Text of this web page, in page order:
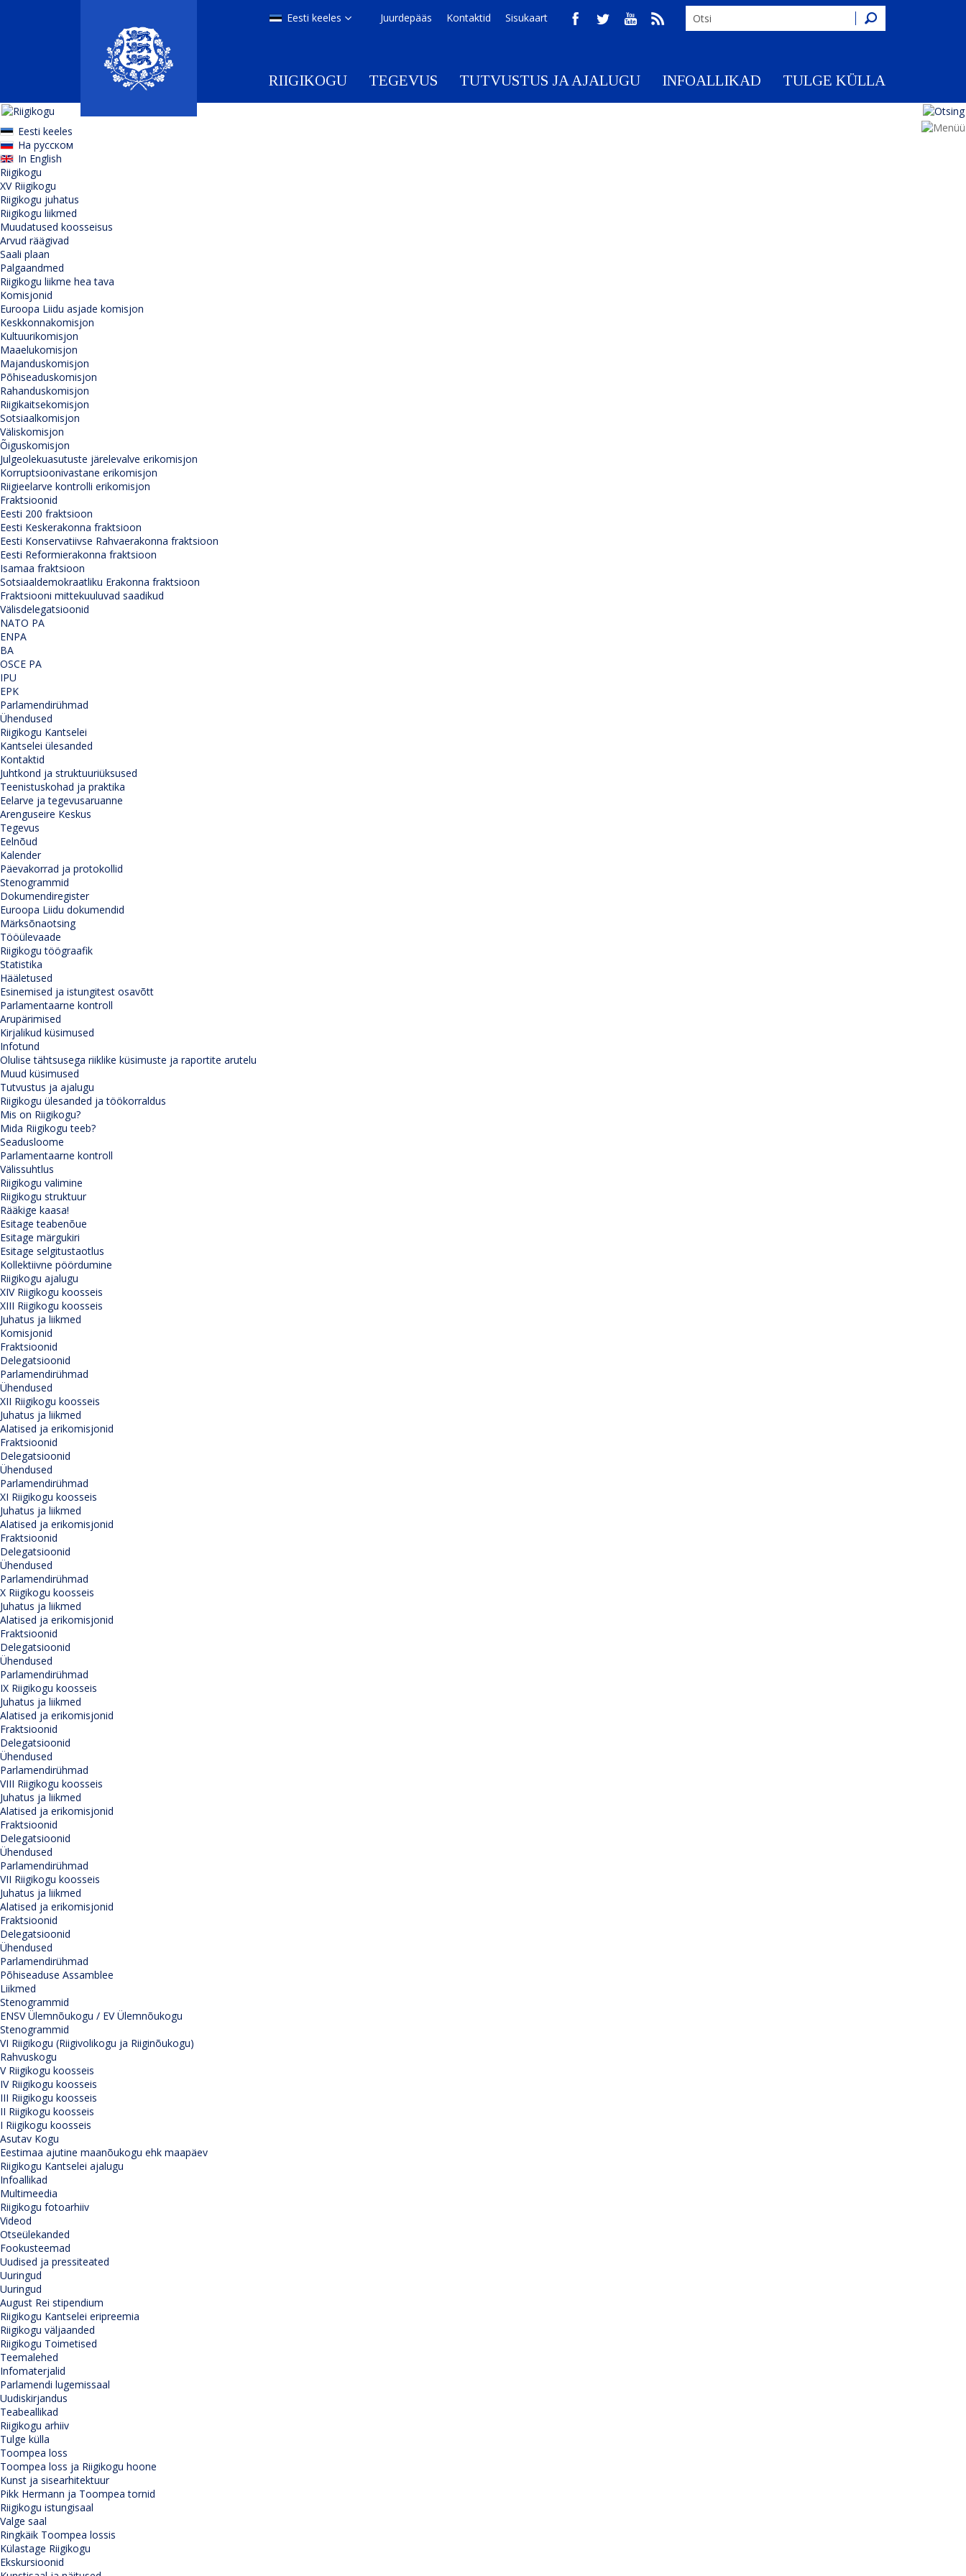
Otsing
Juurdepääs Kontaktid Sisukaart
Eesti keeles
RIIGIKOGU TEGEVUS TUTVUSTUS JA AJALUGU INFOALLIKAD TULGE KÜLLA
Eesti keeles
На русском
In English
Riigikogu
XV Riigikogu
Riigikogu juhatus
Riigikogu liikmed
Muudatused koosseisus
Arvud räägivad
Saali plaan
Palgaandmed
Riigikogu liikme hea tava
Komisjonid
Euroopa Liidu asjade komisjon
Keskkonnakomisjon
Kultuurikomisjon
Maaelukomisjon
Majanduskomisjon
Põhiseaduskomisjon
Rahanduskomisjon
Riigikaitsekomisjon
Sotsiaalkomisjon
Väliskomisjon
Õiguskomisjon
Julgeolekuasutuste järelevalve erikomisjon
Korruptsioonivastane erikomisjon
Riigieelarve kontrolli erikomisjon
Fraktsioonid
Eesti 200 fraktsioon
Eesti Keskerakonna fraktsioon
Eesti Konservatiivse Rahvaerakonna fraktsioon
Eesti Reformierakonna fraktsioon
Isamaa fraktsioon
Sotsiaaldemokraatliku Erakonna fraktsioon
Fraktsiooni mittekuuluvad saadikud
Välisdelegatsioonid
NATO PA
ENPA
BA
OSCE PA
IPU
EPK
Parlamendirühmad
Ühendused
Riigikogu Kantselei
Kantselei ülesanded
Kontaktid
Juhtkond ja struktuuriüksused
Teenistuskohad ja praktika
Eelarve ja tegevusaruanne
Arenguseire Keskus
Tegevus
Eelnõud
Kalender
Päevakorrad ja protokollid
Stenogrammid
Dokumendiregister
Euroopa Liidu dokumendid
Märksõnaotsing
Tööülevaade
Riigikogu töögraafik
Statistika
Hääletused
Esinemised ja istungitest osavõtt
Parlamentaarne kontroll
Arupärimised
Kirjalikud küsimused
Infotund
Olulise tähtsusega riiklike küsimuste ja raportite arutelu
Muud küsimused
Tutvustus ja ajalugu
Riigikogu ülesanded ja töökorraldus
Mis on Riigikogu?
Mida Riigikogu teeb?
Seadusloome
Parlamentaarne kontroll
Välissuhtlus
Riigikogu valimine
Riigikogu struktuur
Rääkige kaasa!
Esitage teabenõue
Esitage märgukiri
Esitage selgitustaotlus
Kollektiivne pöördumine
Riigikogu ajalugu
XIV Riigikogu koosseis
XIII Riigikogu koosseis
Juhatus ja liikmed
Komisjonid
Fraktsioonid
Delegatsioonid
Parlamendirühmad
Ühendused
XII Riigikogu koosseis
Juhatus ja liikmed
Alatised ja erikomisjonid
Fraktsioonid
Delegatsioonid
Ühendused
Parlamendirühmad
XI Riigikogu koosseis
Juhatus ja liikmed
Alatised ja erikomisjonid
Fraktsioonid
Delegatsioonid
Ühendused
Parlamendirühmad
X Riigikogu koosseis
Juhatus ja liikmed
Alatised ja erikomisjonid
Fraktsioonid
Delegatsioonid
Ühendused
Parlamendirühmad
IX Riigikogu koosseis
Juhatus ja liikmed
Alatised ja erikomisjonid
Fraktsioonid
Delegatsioonid
Ühendused
Parlamendirühmad
VIII Riigikogu koosseis
Juhatus ja liikmed
Alatised ja erikomisjonid
Fraktsioonid
Delegatsioonid
Ühendused
Parlamendirühmad
VII Riigikogu koosseis
Juhatus ja liikmed
Alatised ja erikomisjonid
Fraktsioonid
Delegatsioonid
Ühendused
Parlamendirühmad
Põhiseaduse Assamblee
Liikmed
Stenogrammid
ENSV Ülemnõukogu / EV Ülemnõukogu
Stenogrammid
VI Riigikogu (Riigivolikogu ja Riiginõukogu)
Rahvuskogu
V Riigikogu koosseis
IV Riigikogu koosseis
III Riigikogu koosseis
II Riigikogu koosseis
I Riigikogu koosseis
Asutav Kogu
Eestimaa ajutine maanõukogu ehk maapäev
Riigikogu Kantselei ajalugu
Infoallikad
Multimeedia
Riigikogu fotoarhiiv
Videod
Otseülekanded
Fookusteemad
Uudised ja pressiteated
Uuringud
Uuringud
August Rei stipendium
Riigikogu Kantselei eripreemia
Riigikogu väljaanded
Riigikogu Toimetised
Teemalehed
Infomaterjalid
Parlamendi lugemissaal
Uudiskirjandus
Teabeallikad
Riigikogu arhiiv
Tulge külla
Toompea loss
Toompea loss ja Riigikogu hoone
Kunst ja sisearhitektuur
Pikk Hermann ja Toompea tornid
Riigikogu istungisaal
Valge saal
Ringkäik Toompea lossis
Külastage Riigikogu
Ekskursioonid